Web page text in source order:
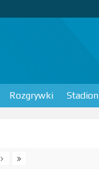
Rozgrywki Stadion